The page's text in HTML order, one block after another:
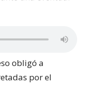
obligó a
por el